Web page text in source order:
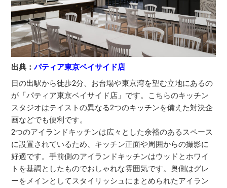
出典：パティア東京ベイサイド店
日の出駅から徒歩2分、お台場や東京湾を望む立地にあるの
が「パティア東京ベイサイド店」です。こちらのキッチン
スタジオはテイストの異なる2つのキッチンを備えた対決企
画などでも便利です。
2つのアイランドキッチンは広々とした余裕のあるスペース
に設置されているため、キッチン正面や周囲からの撮影に
好適です。手前側のアイランドキッチンはウッドとホワイ
トを基調としたものでおしゃれな雰囲気です。奥側はグレ
ーをメインとしてスタイリッシュにまとめられたアイラン